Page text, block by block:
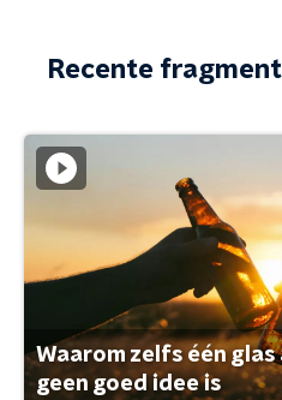
Recente
Waarom zelfs één
geen goed idee is